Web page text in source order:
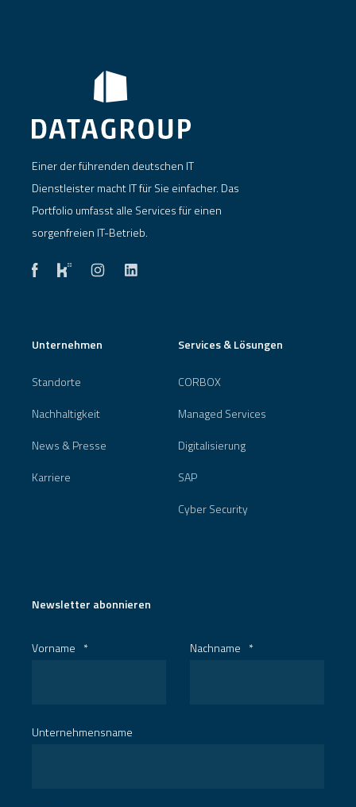
Einer der führenden deutschen IT
Dienstleister macht IT für Sie einfacher. Das
Portfolio umfasst alle Services für einen
sorgenfreien IT-Betrieb.
Unternehmen
Standorte
Nachhaltigkeit
News & Presse
Karriere
Services & Lösungen
CORBOX
Managed Services
Digitalisierung
SAP
Cyber Security
Newsletter abonnieren
Vorname * Nachname *
Unternehmensname